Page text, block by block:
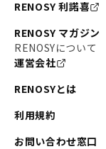
RENOSY 利諾喜
RENOSY マガジン
RENOSYについて
運営会社
RENOSYとは
利用規約
お問い合わせ窓口